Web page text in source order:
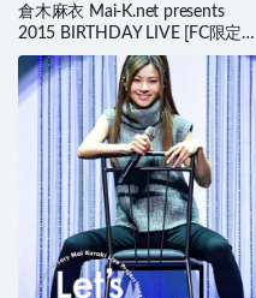
倉木麻衣 Mai-K.net presents
2015 BIRTHDAY LIVE [FC限定盤]
(2016) BD蓝光原盘 38.6G